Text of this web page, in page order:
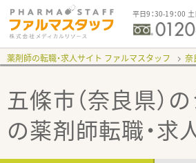
平日9：30-19：00
薬剤師の転職・求人サイト ファルマスタッフ 奈
五條市（奈良県）
の薬剤師転職・求